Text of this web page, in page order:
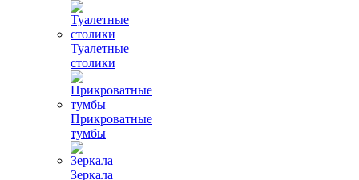
Туалетные
столики
Прикроватные
тумбы
Зеркала